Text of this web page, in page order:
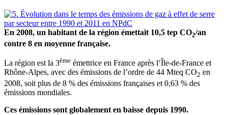
En 2008, un habitant de la région émettait 10,5 tep CO2/an
contre 8 en moyenne française.
La région est la 3ème émettrice en France après l’Île-de-France et
Rhône-Alpes, avec des émissions de l’ordre de 44 Mteq CO2 en
2008, soit plus de 8 % des émissions françaises et 0,63 % des
émissions mondiales.
Ces émissions sont globalement en baisse depuis 1990.